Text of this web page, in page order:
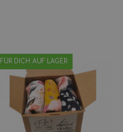
FÜR DICH AUF LAGER